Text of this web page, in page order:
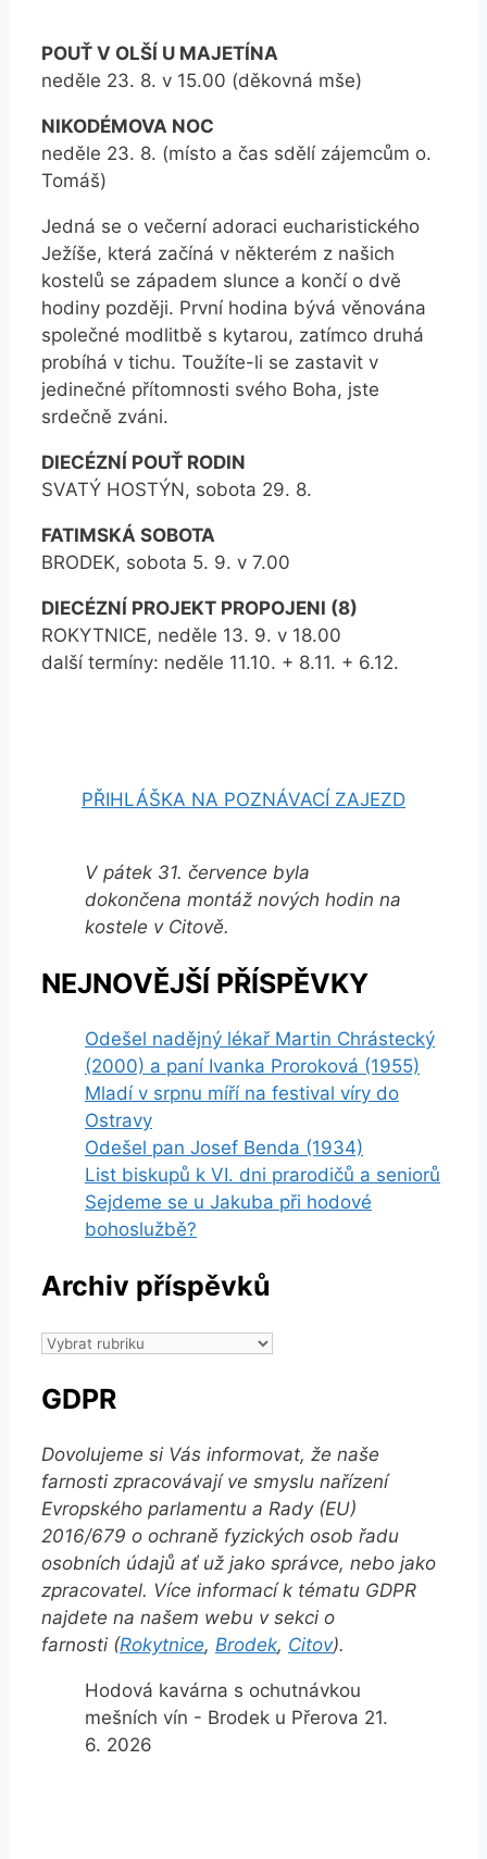
POUŤ V OLŠÍ U MAJETÍNA
neděle 23. 8. v 15.00 (děkovná mše)
NIKODÉMOVA NOC
neděle 23. 8. (místo a čas sdělí zájemcům o.
Tomáš)
Jedná se o večerní adoraci eucharistického
Ježíše, která začíná v některém z našich
kostelů se západem slunce a končí o dvě
hodiny později. První hodina bývá věnována
společné modlitbě s kytarou, zatímco druhá
probíhá v tichu. Toužíte-li se zastavit v
jedinečné přítomnosti svého Boha, jste
srdečně zváni.
DIECÉZNÍ POUŤ RODIN
SVATÝ HOSTÝN, sobota 29. 8.
FATIMSKÁ SOBOTA
BRODEK, sobota 5. 9. v 7.00
DIECÉZNÍ PROJEKT PROPOJENI (8)
ROKYTNICE, neděle 13. 9. v 18.00
další termíny: neděle 11.10. + 8.11. + 6.12.
PŘIHLÁŠKA NA POZNÁVACÍ ZAJEZD
V pátek 31. července byla
dokončena montáž nových hodin na
kostele v Citově.
NEJNOVĚJŠÍ PŘÍSPĚVKY
Odešel nadějný lékař Martin Chrástecký
(2000) a paní Ivanka Proroková (1955)
Mladí v srpnu míří na festival víry do
Ostravy
Odešel pan Josef Benda (1934)
List biskupů k VI. dni prarodičů a seniorů
Sejdeme se u Jakuba při hodové
bohoslužbě?
Archiv příspěvků
Archiv
GDPR
Dovolujeme si Vás informovat, že naše
farnosti zpracovávají ve smyslu nařízení
Evropského parlamentu a Rady (EU)
2016/679 o ochraně fyzických osob řadu
osobních údajů ať už jako správce, nebo jako
zpracovatel. Více informací k tématu GDPR
najdete na našem webu v sekci o
farnosti (Rokytnice, Brodek, Citov).
Hodová kavárna s ochutnávkou
mešních vín - Brodek u Přerova 21.
6. 2026